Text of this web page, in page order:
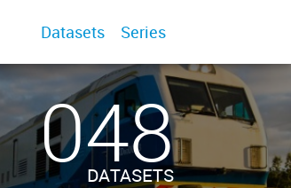
Datasets Series
048
DATASETS